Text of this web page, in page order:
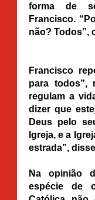
forma de
Francisco.
não? Todos”,
Francisco
para todos”,
regulam a
dizer que
Deus pelo
Igreja, e a
estrada”,
Na opinião
espécie de